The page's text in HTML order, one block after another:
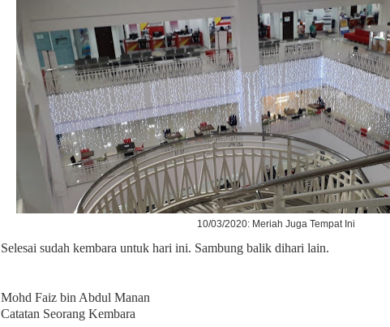
10/03/2020: Meriah Juga Tempat Ini
Selesai sudah kembara untuk hari ini. Sambung balik dihari lain.
Mohd Faiz bin Abdul Manan
Catatan Seorang Kembara